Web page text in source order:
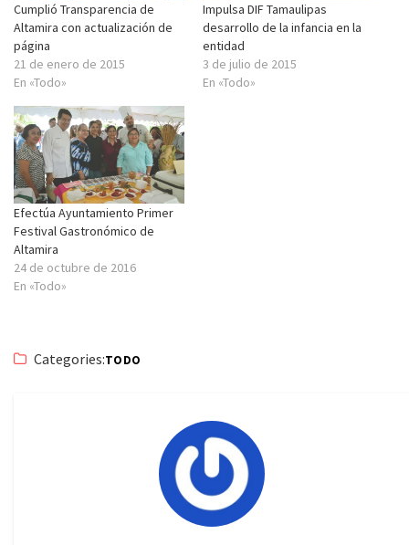
Cumplió Transparencia de
Altamira con actualización de
página
21 de enero de 2015
En «Todo»
Impulsa DIF Tamaulipas
desarrollo de la infancia en la
entidad
3 de julio de 2015
En «Todo»
Efectúa Ayuntamiento Primer
Festival Gastronómico de
Altamira
24 de octubre de 2016
En «Todo»
Categories:TODO